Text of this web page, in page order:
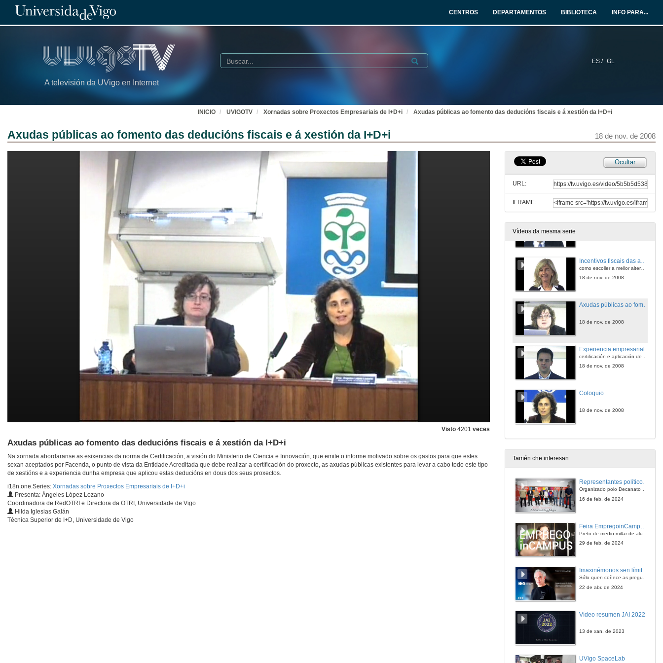
CENTROS DEPARTAMENTOS BIBLIOTECA INFO PARA...
A televisión da UVigo en Internet
ES / GL
Buscar Submit
INICIO UVIGOTV Xornadas sobre Proxectos Empresariais de I+D+i Axudas públicas ao fomento das deducións fiscais e á xestión da I+D+i
Axudas públicas ao fomento das deducións fiscais e á xestión da I+D+i 18 de nov. de 2008
Visto 4201 veces
Axudas públicas ao fomento das deducións fiscais e á xestión da I+D+i
Na xornada abordaranse as esixencias da norma de Certificación, a visión do Ministerio de Ciencia e Innovación, que emite o informe motivado sobre os gastos para que estes
sexan aceptados por Facenda, o punto de vista da Entidade Acreditada que debe realizar a certificación do proxecto, as axudas públicas existentes para levar a cabo todo este tipo
de xestións e a experiencia dunha empresa que aplicou estas deducións en dous dos seus proxectos.
i18n.one.Series: Xornadas sobre Proxectos Empresariais de I+D+i
Presenta: Ángeles López Lozano
Coordinadora de RedOTRI e Directora da OTRI, Universidade de Vigo
Hilda Iglesias Galán
Técnica Superior de I+D, Universidade de Vigo
Ocultar
URL:
IFRAME:
Vídeos da mesma serie
Xestión da I+D+i: Requisitos dun proxecto de I+D+i
18 de nov. de 2008
como escoller a mellor alternativa
18 de nov. de 2008
Axudas públicas ao fomento das deducións fiscais e á xestión da I+D+i
18 de nov. de 2008
Experiencia empresarial
certificación e aplicación de deducións fiscais en dous proxectos de I+D+i
18 de nov. de 2008
Coloquio
18 de nov. de 2008
Tamén che interesan
Representantes políticos debaten sobre educación e xuventude no campus de Pontevedra
Organizado polo Decanato e a Delegación de Alumnado de Dirección e Xestión Pública e coa participación de candidatos de PP, BNG, PSOE, Sumar e Podemos
16 de feb. de 2024
Preto de medio millar de alumnas e alumnos buscan coñecer máis de preto as oportunidades que lles achegan as arredor de medio cento de empresas que participan na edición viguesa da feira. Xunto coa visita aos stands, durante a feria desenvólvense varias actividades complementarias, como obradoiros, conversas, mesas redondas ou o pasaporte de empregabilidade, un espazo no que poderán recibir asesoramento sobre o seu CV.
29 de feb. de 2024
Imaxinémonos sen límites. Cátedras Telefónica
Sólo quen coñece as preguntas pode imaxinar novas respostas
22 de abr. de 2024
Vídeo resumen JAI 2022
13 de xan. de 2023
UVigo SpaceLab